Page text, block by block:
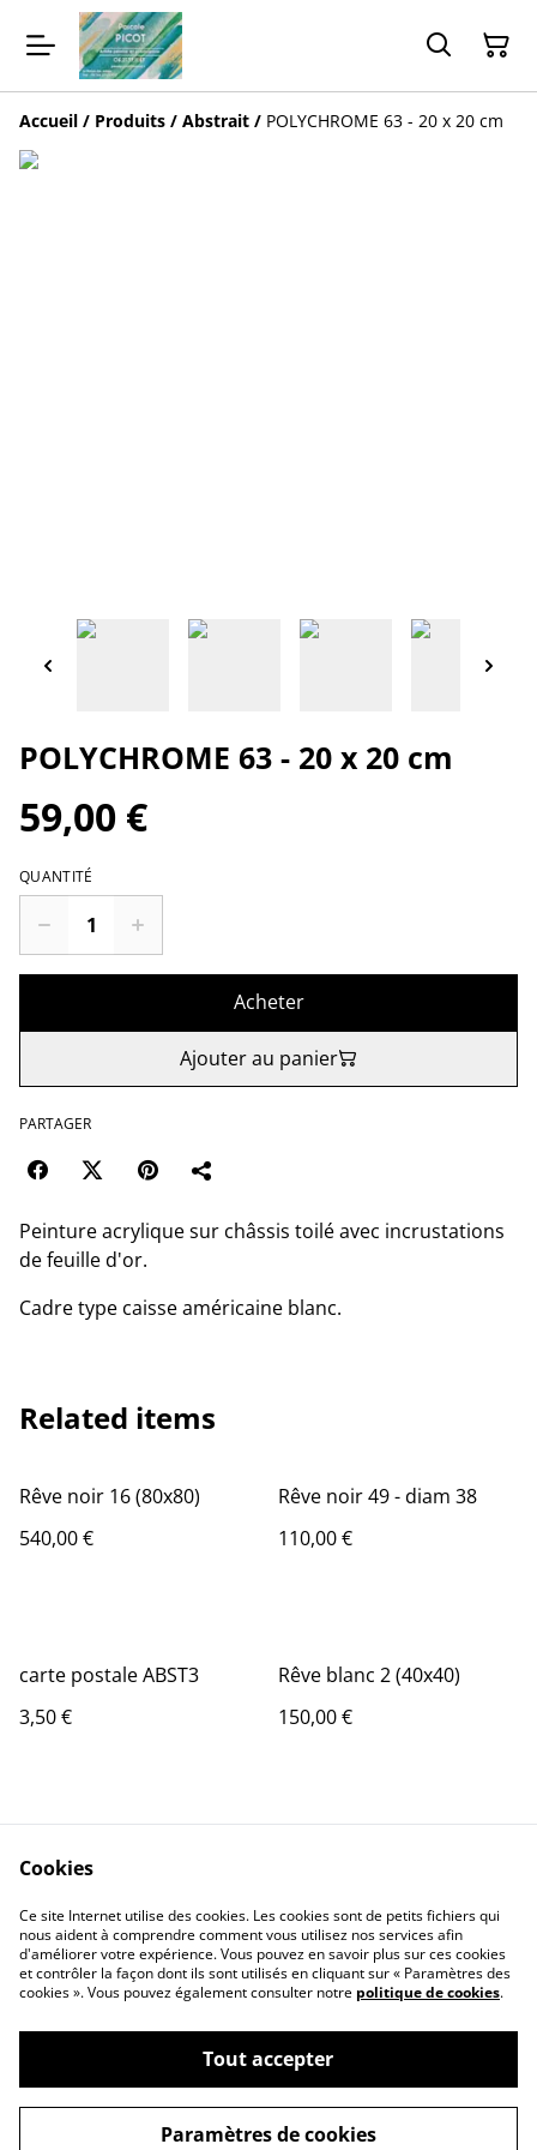
Accueil / Produits / Abstrait / POLYCHROME 63 - 20 x 20 cm
POLYCHROME 63 - 20 x 20 cm
59,00 €
QUANTITÉ
Acheter
Ajouter au panier
PARTAGER
Peinture acrylique sur châssis toilé avec incrustations
de feuille d'or.
Cadre type caisse américaine blanc.
Related items
Rêve noir 16 (80x80)
540,00 €
Rêve noir 49 - diam 38
110,00 €
carte postale ABST3
3,50 €
Rêve blanc 2 (40x40)
150,00 €
Contactez-nous
Conditions
Politique de
confidentialité
Politique de cookies
©2026Pascale Picot - Artiste Plasticienne
Cookies
Ce site Internet utilise des cookies. Les cookies sont de petits fichiers qui
nous aident à comprendre comment vous utilisez nos services afin
d'améliorer votre expérience. Vous pouvez en savoir plus sur ces cookies
et contrôler la façon dont ils sont utilisés en cliquant sur « Paramètres des
cookies ». Vous pouvez également consulter notre politique de cookies.
Tout accepter
Paramètres de cookies